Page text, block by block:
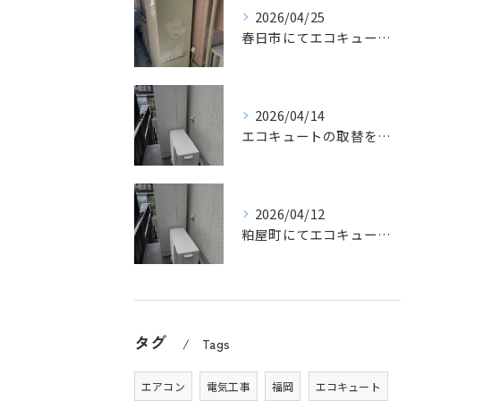
2026/04/25
春日市にてエコキュートの取替工事をさせていただきました。
2026/04/14
エコキュートの取替をさせていただきました。
2026/04/12
粕屋町にてエコキュートの取替工事をさせていただきました。
タグ Tags
エアコン 電気工事 福岡 エコキュート